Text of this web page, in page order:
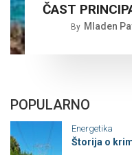
ČAST
By Mladen
POPULARNO
Energetika
Štorija o